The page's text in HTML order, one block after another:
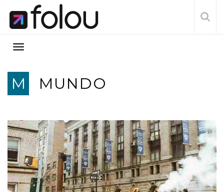
M MUNDO